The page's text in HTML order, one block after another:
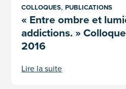
COLLOQUES,PUBLICATIONS
« Entre ombre et
addictions. »
2016
Lire la suite